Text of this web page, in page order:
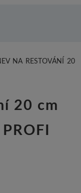
NA RESTOVÁNÍ 20
20 cm